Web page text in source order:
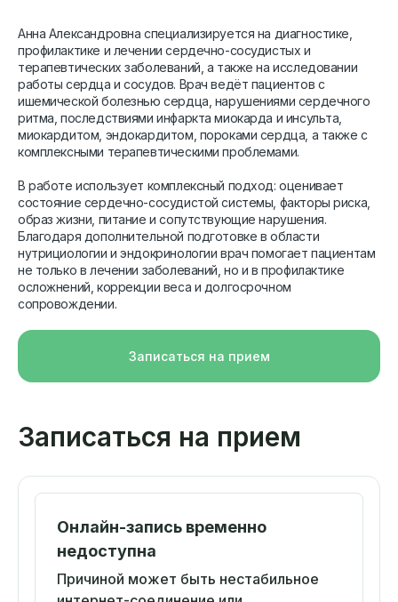
Анна Александровна специализируется на диагностике,
профилактике и лечении сердечно-сосудистых и
терапевтических заболеваний, а также на исследовании
работы сердца и сосудов. Врач ведёт пациентов с
ишемической болезнью сердца, нарушениями сердечного
ритма, последствиями инфаркта миокарда и инсульта,
миокардитом, эндокардитом, пороками сердца, а также с
комплексными терапевтическими проблемами.
В работе использует комплексный подход: оценивает
состояние сердечно-сосудистой системы, факторы риска,
образ жизни, питание и сопутствующие нарушения.
Благодаря дополнительной подготовке в области
нутрициологии и эндокринологии врач помогает пациентам
не только в лечении заболеваний, но и в профилактике
осложнений, коррекции веса и долгосрочном
сопровождении.
Записаться на прием
Записаться на прием
Онлайн-запись временно
недоступна
Причиной может быть нестабильное